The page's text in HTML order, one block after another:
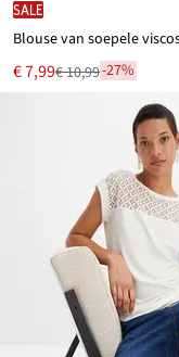
SALE
Nu
voor
€ 7,99
Van € 10,99-27%